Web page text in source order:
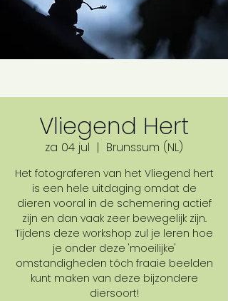
Vliegend Hert
za 04 jul
  |
Brunssum (NL)
Het fotograferen van het Vliegend hert
is een hele uitdaging omdat de
dieren vooral in de schemering actief
zijn en dan vaak zeer bewegelijk zijn.
Tijdens deze workshop zul je leren hoe
je onder deze 'moeilijke'
omstandigheden tóch fraaie beelden
kunt maken van deze bijzondere
diersoort!